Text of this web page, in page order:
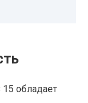
обладает